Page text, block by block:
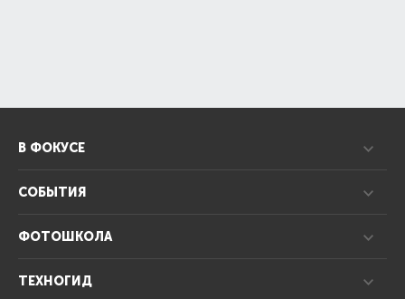
В ФОКУСЕ
СОБЫТИЯ
ФОТОШКОЛА
ТЕХНОГИД